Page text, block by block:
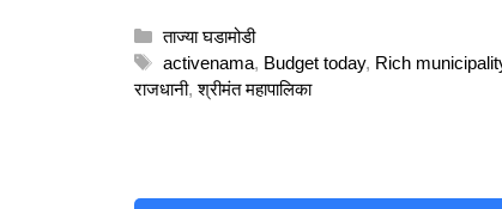
Categories
ताज्या घडामोडी
Tags
activenama, Budget today, Rich
राजधानी,श्रीमंत महापालिका